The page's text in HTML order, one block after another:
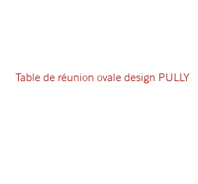
Table de réunion ovale design PULLY